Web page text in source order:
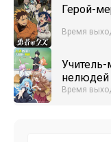
Герой-
Время
Учитель-
нелюдей
Время